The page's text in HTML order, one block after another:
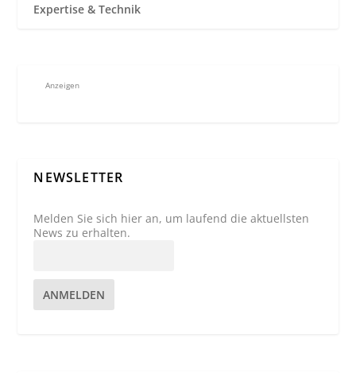
Expertise & Technik
Anzeigen
NEWSLETTER
Melden Sie sich hier an, um laufend die aktuellsten
News zu erhalten.
ANMELDEN